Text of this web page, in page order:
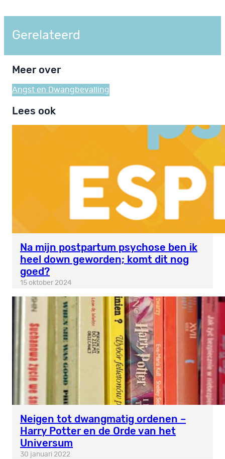
Gerelateerd
Meer over
Angst en Dwangbevalling
Lees ook
Na mijn postpartum psychose ben ik
heel down geworden; komt dit nog
goed?
15 oktober 2024
Neigen tot dwangmatig ordenen –
Harry Potter en de Orde van het
Universum
30 januari 2022